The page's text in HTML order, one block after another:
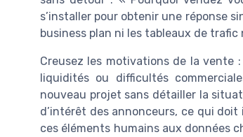
s’installer pour obtenir une réponse
business plan ni les tableaux de
Creusez les motivations de la vente
liquidités ou difficultés
nouveau projet sans détailler la
d’intérêt des annonceurs, ce qui
ces éléments humains aux données